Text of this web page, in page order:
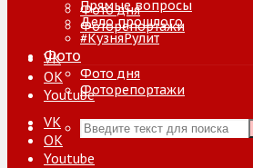
Фото дня
Фоторепортажи
VK
ОК
Youtube
Прямые вопросы
Дело прошлого
#КузняРулит
Фото
Фото дня
Фоторепортажи
VK
ОК
Youtube